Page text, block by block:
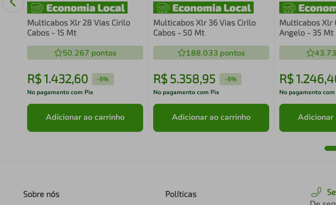
Multicabos Xlr 28 Vias Cirilo
Cabos - 15 Mt
50.267 pontos
R$1.432,60 -5%
No pagamento com Pix
Adicionar ao carrinho
Multicabos Xlr 36 Vias Cirilo
Cabos - 50 Mt
188.033 pontos
R$ 5.358,95 -5%
No pagamento com Pix
Adicionar ao carrinho
Multicabos Xlr
Angelo - 35 Mt
R$1.246,
No pagamento com
Adicionar
Sobre nós Políticas